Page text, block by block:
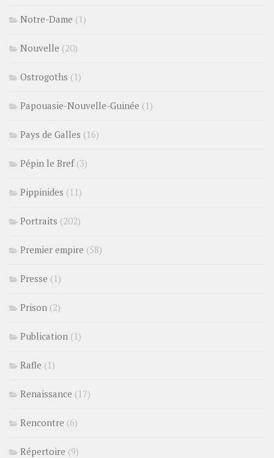
Notre-Dame (1)
Nouvelle (20)
Ostrogoths (1)
Papouasie-Nouvelle-Guinée (1)
Pays de Galles (16)
Pépin le Bref(3)
Pippinides (11)
Portraits (202)
Premier empire (58)
Presse (1)
Prison (2)
Publication (1)
Rafle (1)
Renaissance (17)
Rencontre (6)
Répertoire (9)